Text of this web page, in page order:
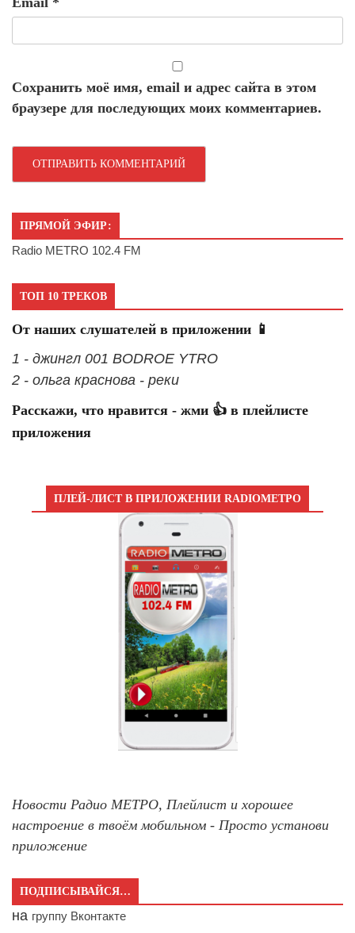
Сохранить моё имя, email и адрес сайта в этом
браузере для последующих моих комментариев.
ПРЯМОЙ ЭФИР:
Radio METRO 102.4 FM
ТОП 10 ТРЕКОВ
От наших слушателей в приложении 📱
1 - джингл 001 BODROE YTRO
2 - ольга краснова - реки
Расскажи, что нравится - жми 👍 в плейлисте
приложения
ПЛЕЙ-ЛИСТ В ПРИЛОЖЕНИИ RADIOМЕТРО
Новости Радио МЕТРО, Плейлист и хорошее
настроение в твоём мобильном - Просто установи
приложение
ПОДПИСЫВАЙСЯ…
на группу Вконтакте